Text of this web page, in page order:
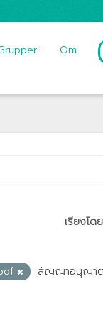
Om
เรียงโดย
สัญญาอนุญา